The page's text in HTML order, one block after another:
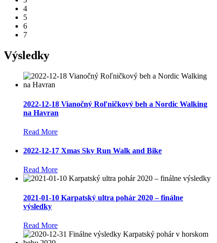
4
5
6
7
Výsledky
2022-12-18 Vianočný Roľničkový beh a Nordic Walking
na Havran
Read More
2022-12-17 Xmas Sky Run Walk and Bike
Read More
2021-01-10 Karpatský ultra pohár 2020 – finálne
výsledky
Read More